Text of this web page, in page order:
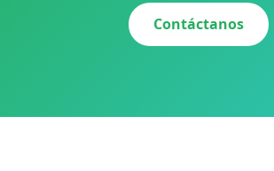
Contáctanos